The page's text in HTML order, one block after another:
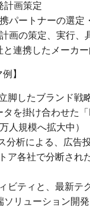
計画策定
パートナーの選定
画の策定、実行、
と連携したメーカ
】
脚したブランド戦
を掛け合わせた
人規模へ拡大中）
分析による、広告
ア各社で分断され
ビティと、最新テ
ソリューション開発